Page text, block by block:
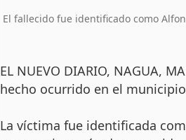
El fallecido fue identificado como
EL NUEVO DIARIO, NAGUA,
hecho ocurrido en el
La víctima fue identificada